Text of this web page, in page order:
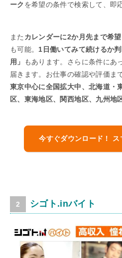
ーク を希望の条件で検索して、即
また カレンダーに2か月先まで希
も可能。 1日働いてみて続けるか
用」
もあります。さらに条件にあ
届きます。お仕事の確認や評価ま
東京中心に全国拡大中、北海道・
区、東海地区、関西地区、九州地
今すぐダウンロード！
シゴト.inバイト